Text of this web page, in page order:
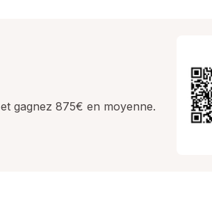
et gagnez 875€ en moyenne.